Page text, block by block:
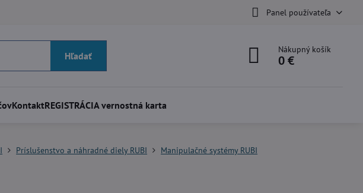
Panel používateľa
Hľadať
Nákupný košík
0 €
KontaktREGISTRÁCIA vernostná karta
Príslušenstvo a náhradné diely RUBI Manipulačné systémy RUBI